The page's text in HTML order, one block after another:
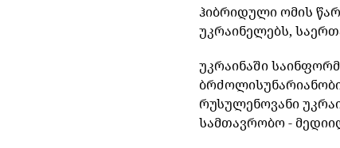
ჰიბრიდულიომის
უკრაინელებს,
უკრაინაში
რუსულენოვანი
სამთავრობო-